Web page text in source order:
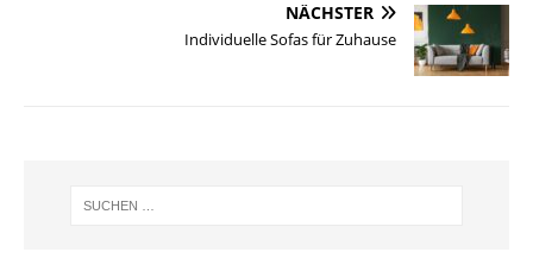
NÄCHSTER
Individuelle Sofas für Zuhause